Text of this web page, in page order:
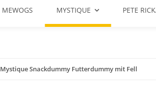
MEWOGS MYSTIQUE PETE
Mystique Snackdummy Futterdummy mit Fell